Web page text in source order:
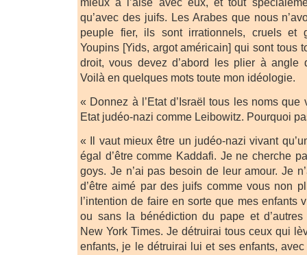
qu’avec des juifs. Les Arabes que nous
peuple fier, ils sont irrationnels, cruels et
Youpins [Yids, argot américain] qui sont tous
droit, vous devez d’abord les plier à angle
Voilà en quelques mots toute mon idéologie.
« Donnez à l’Etat d’Israël tous les noms
Etat judéo-nazi comme Leibowitz. Pourquoi
« Il vaut mieux être un judéo-nazi vivant
égal d’être comme Kaddafi. Je ne cherche
goys. Je n’ai pas besoin de leur amour. Je
d’être aimé par des juifs comme vous non
l’intention de faire en sorte que mes enfants
ou sans la bénédiction du pape et
New York Times. Je détruirai tous ceux qui
enfants, je le détruirai lui et ses enfants,